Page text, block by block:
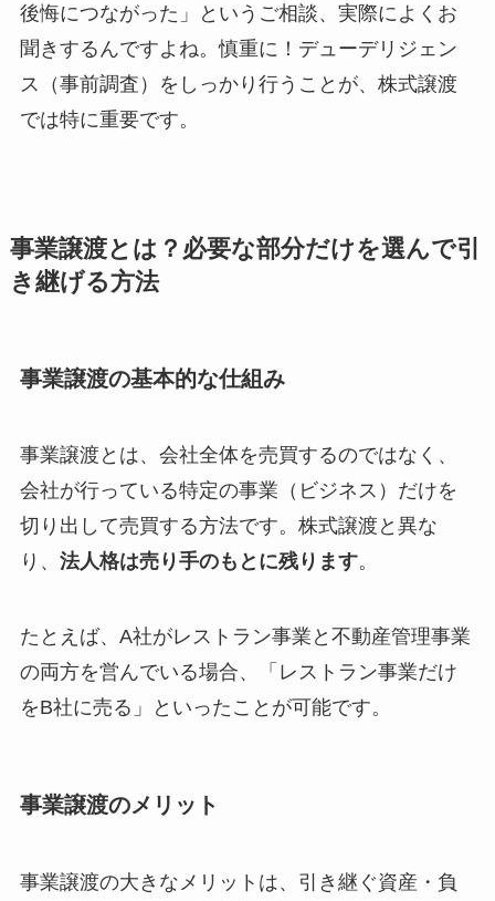
後悔につながった」というご相談、実際によくお
聞きするんですよね。慎重に！デューデリジェン
ス（事前調査）をしっかり行うことが、株式譲渡
では特に重要です。
事業譲渡とは？必要な部分だけを選んで引
き継げる方法
事業譲渡の基本的な仕組み
事業譲渡とは、会社全体を売買するのではなく、
会社が行っている特定の事業（ビジネス）だけを
切り出して売買する方法です。株式譲渡と異な
り、 法人格は売り手のもとに残ります。
たとえば、A社がレストラン事業と不動産管理事業
の両方を営んでいる場合、「レストラン事業だけ
をB社に売る」といったことが可能です。
事業譲渡のメリット
事業譲渡の大きなメリットは、引き継ぐ資産・負